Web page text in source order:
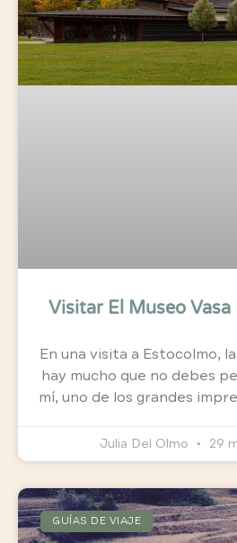
Visitar El Museo
En una visita a Estocolmo,
hay mucho que no debes
mí, uno de los grandes
Julia Del Olmo 29
GUÍAS DE VIAJE